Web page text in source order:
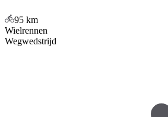
95 km
Wielrennen
Wegwedstrijd